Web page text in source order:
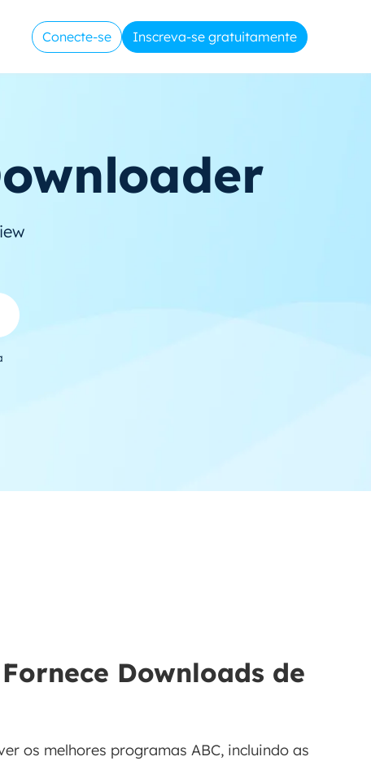
Conecte-se Inscreva-se gratuitamente
Downloads de
os melhores programas ABC, incluindo as